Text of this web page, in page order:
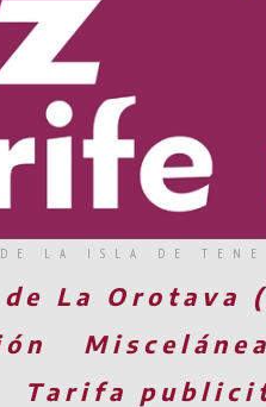
LA ISLA DE
La Orotava
Miscelánea
Tarifa